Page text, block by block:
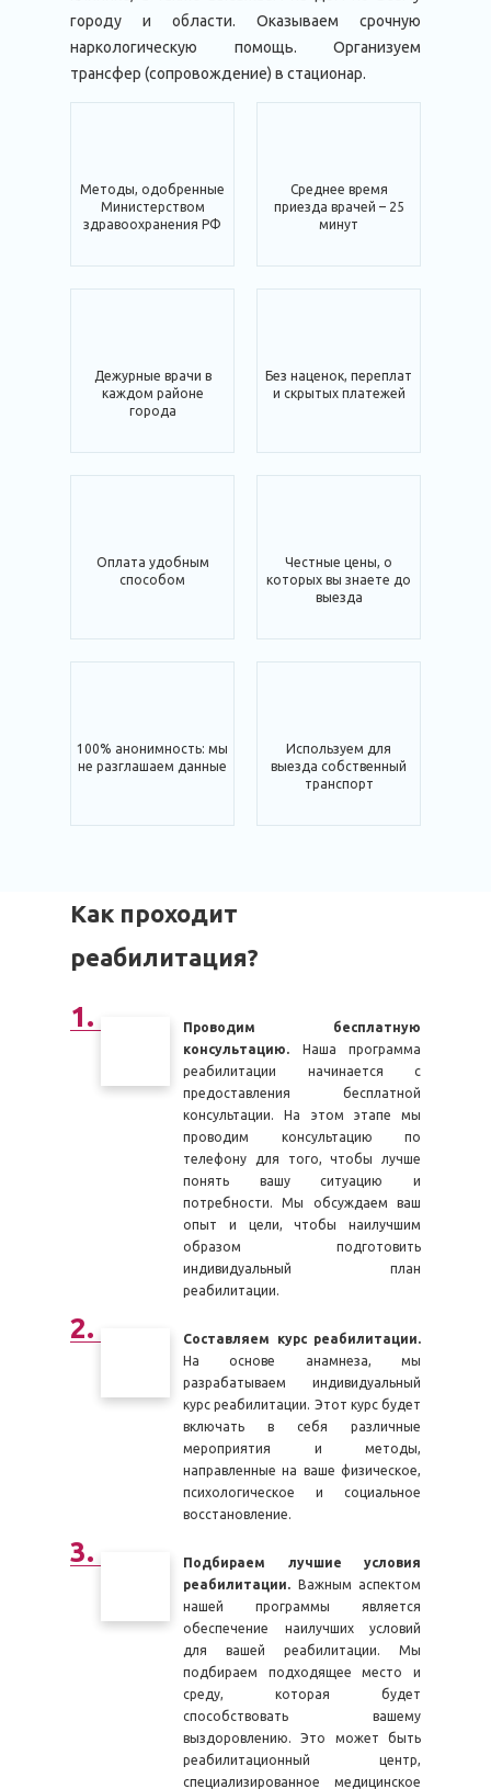
городу и области. Оказываем срочную
наркологическую помощь. Организуем
трансфер (сопровождение) в стационар.
Методы, одобренные
Министерством
здравоохранения РФ
Среднее время
приезда врачей – 25
минут
Дежурные врачи в
каждом районе
города
Без наценок, переплат
и скрытых платежей
Оплата удобным
способом
Честные цены, о
которых вы знаете до
выезда
100% анонимность: мы
не разглашаем данные
Используем для
выезда собственный
транспорт
Как проходит
реабилитация?
Проводим бесплатную
консультацию. Наша программа
реабилитации начинается с
предоставления бесплатной
консультации. На этом этапе мы
проводим консультацию по
телефону для того, чтобы лучше
понять вашу ситуацию и
потребности. Мы обсуждаем ваш
опыт и цели, чтобы наилучшим
образом подготовить
индивидуальный план
реабилитации.
Составляем курс реабилитации.
На основе анамнеза, мы
разрабатываем индивидуальный
курс реабилитации. Этот курс будет
включать в себя различные
мероприятия и методы,
направленные на ваше физическое,
психологическое и социальное
восстановление.
Подбираем лучшие условия
реабилитации. Важным аспектом
нашей программы является
обеспечение наилучших условий
для вашей реабилитации. Мы
подбираем подходящее место и
среду, которая будет
способствовать вашему
выздоровлению. Это может быть
реабилитационный центр,
специализированное медицинское